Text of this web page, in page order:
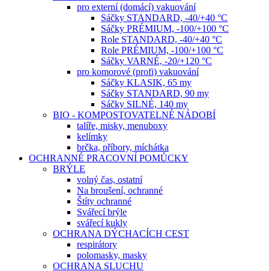
pro externí (domácí) vakuování
Sáčky STANDARD, -40/+40 °C
Sáčky PRÉMIUM, -100/+100 °C
Role STANDARD, -40/+40 °C
Role PRÉMIUM, -100/+100 °C
Sáčky VARNÉ, -20/+120 °C
pro komorové (profi) vakuování
Sáčky KLASIK, 65 my
Sáčky STANDARD, 90 my
Sáčky SILNÉ, 140 my
BIO - KOMPOSTOVATELNÉ NÁDOBÍ
talíře, misky, menuboxy
kelímky
brčka, příbory, míchátka
OCHRANNÉ PRACOVNÍ POMŮCKY
BRÝLE
volný čas, ostatní
Na broušení, ochranné
Štíty ochranné
Svářecí brýle
svářecí kukly
OCHRANA DÝCHACÍCH CEST
respirátory
polomasky, masky
OCHRANA SLUCHU